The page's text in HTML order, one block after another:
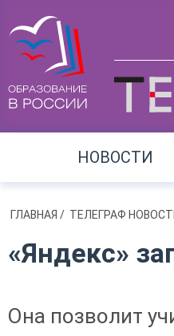
НОВОСТИ
ГЛАВНАЯ / ТЕЛЕГРАФ
«Яндекс»
Она позволит